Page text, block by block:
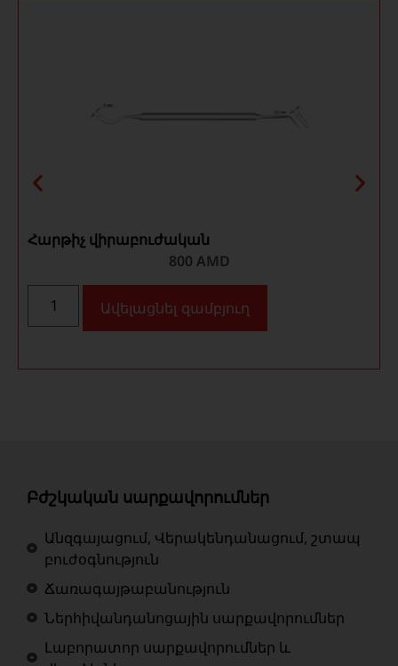
Հարթիչ վիրաբուժական
800 AMD
Ավելացնել զամբյուղ
Բժշկական սարքավորումներ
Անզգայացում, Վերակենդանացում, շտապ
բուժօգնություն
Ճառագայթաբանություն
Ներհիվանդանոցային սարքավորումներ
Լաբորատոր սարքավորումներ և